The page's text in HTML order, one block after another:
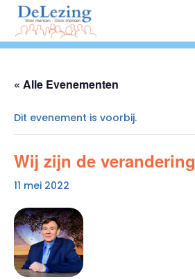
« Alle Evenementen
Dit evenement is voorbij.
Wij zijn de verandering
11 mei 2022